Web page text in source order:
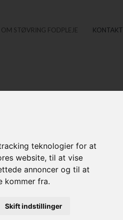
teknologier for at
website, til at vise
annoncer og til at
kommer fra.
Skift indstillinger
OM STØVRING FODPLEJE KONTAKT